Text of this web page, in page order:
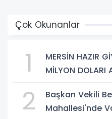
Çok Okunanlar
1
MERSİN HAZIR
MİLYON DOLARI
2
Başkan Vekili
Mahallesi'nde